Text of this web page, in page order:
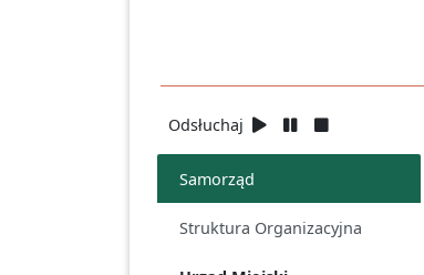
Odsłuchaj
Samorząd
Struktura Organizacyjna